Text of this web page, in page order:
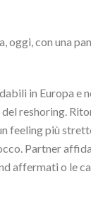
oggi, con una
in Europa e
reshoring.
feeling più
Partner
affermati o le